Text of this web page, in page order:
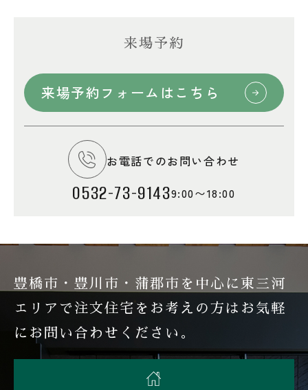
来場予約
来場予約フォームはこちら
お電話でのお問い合わせ
0532-73-91439:00〜18:00
豊橋市・豊川市・蒲郡市を中心に東三河
エリアで注文住宅を お考えの方はお気軽
にお問い合わせください。